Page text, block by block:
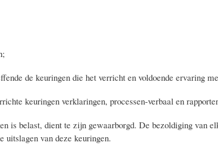
de keuringen die het verricht en voldoende ervaring
keuringen verklaringen, processen-verbaal en
is belast, dient te zijn gewaarborgd. De bezoldiging van
uitslagen van deze keuringen.